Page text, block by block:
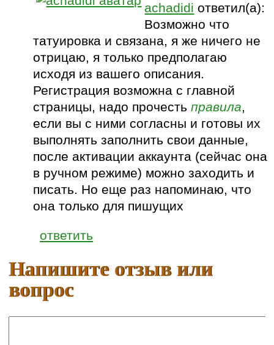
achadidi ответил(а):
Возможно что
татуировка и связана, я же ничего не
отрицаю, я только предполагаю
исходя из вашего описания.
Регистрация возможна с главной
страницы, надо прочестьправила,
если вы с ними согласны и готовы их
выполнять заполнить свои данные,
после активации аккаунта (сейчас она
в ручном режиме) можно заходить и
писать. Но еще раз напоминаю, что
она только для пишущих
ответить
Напишите отзыв или
вопрос